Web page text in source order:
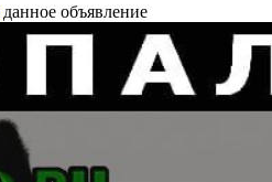
данное объявление